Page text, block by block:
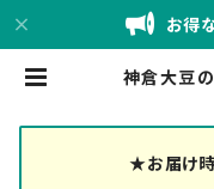
お得
神倉大豆
★お届け